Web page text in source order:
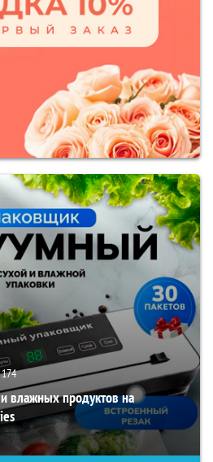
174
влажных продуктов на